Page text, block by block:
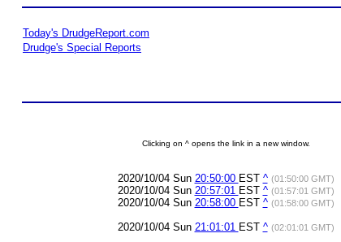
Today's DrudgeReport.com
Drudge's Special Reports
Clicking on ^ opens the link in a new window.
2020/10/04 Sun 20:50:00 EST ^ (01:50:00 GMT)
2020/10/04 Sun 20:57:01 EST ^ (01:57:01 GMT)
2020/10/04 Sun 20:58:00 EST ^ (01:58:00 GMT)
2020/10/04 Sun 21:01:01 EST ^ (02:01:01 GMT)